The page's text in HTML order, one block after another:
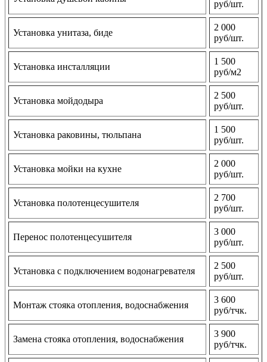
руб/шт.
Установка унитаза, биде
2 000
руб/шт.
Установка инсталляции
1 500
руб/м2
Установка мойдодыра
2 500
руб/шт.
Установка раковины, тюльпана
1 500
руб/шт.
Установка мойки на кухне
2 000
руб/шт.
Установка полотенцесушителя
2 700
руб/шт.
Перенос полотенцесушителя
3 000
руб/шт.
Установка с подключением водонагревателя
2 500
руб/шт.
Монтаж стояка отопления, водоснабжения
3 600
руб/тчк.
Замена стояка отопления, водоснабжения
3 900
руб/тчк.